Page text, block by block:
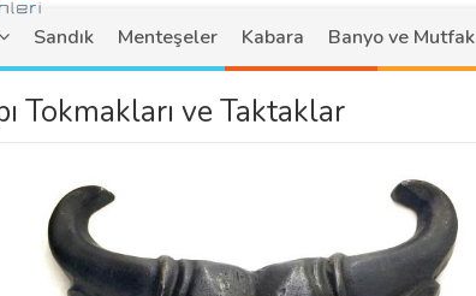
Sandık Menteşeler Kabara Banyo ve Mutfak
Tokmakları ve Taktaklar